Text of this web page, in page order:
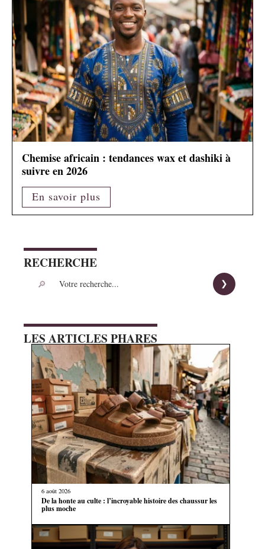
Chemise africain : tendances wax et dashiki à
suivre en 2026
En savoir plus
RECHERCHE
LES ARTICLES PHARES
6 août 2026
De la honte au culte : l’incroyable histoire des chaussur les
plus moche